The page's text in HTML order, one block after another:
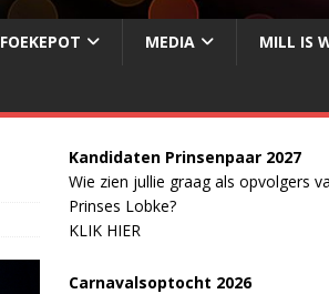
FOEKEPOT MEDIA MILL IS
Kandidaten Prinsenpaar 2027
Wie zien jullie graag als opvolgers
Prinses Lobke?
KLIK HIER
Carnavalsoptocht 2026